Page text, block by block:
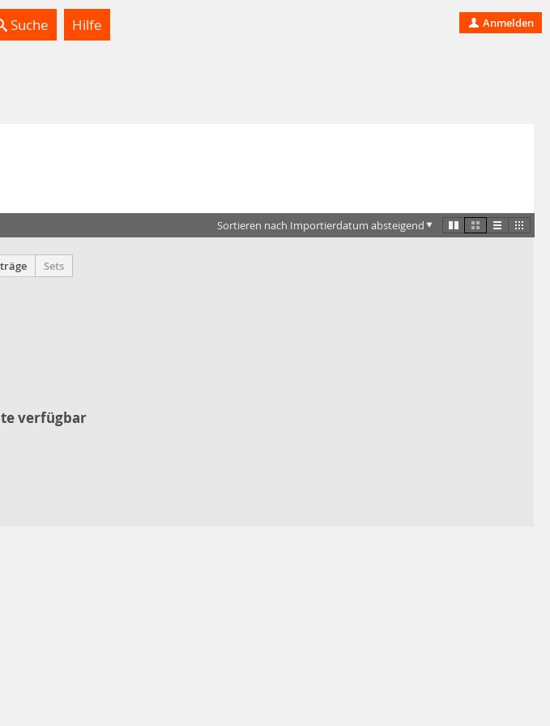
Suche Hilfe Anmelden
Sortieren nach Importierdatum absteigend
Sets
verfügbar